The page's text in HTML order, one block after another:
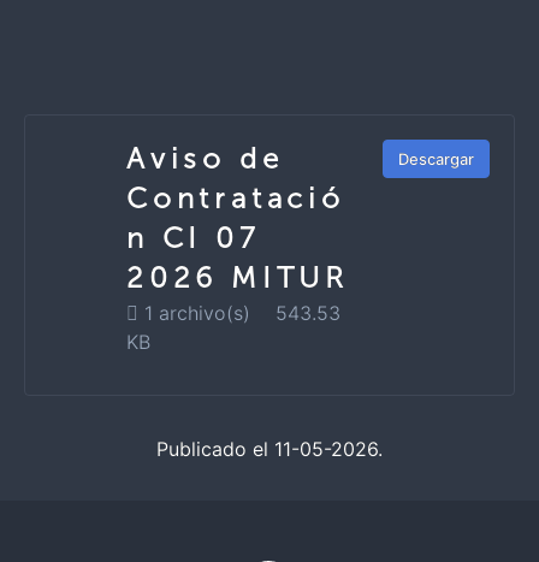
Aviso de
Contratació
n CI 07
2026 MITUR
1 archivo(s)
543.53
KB
Descargar
Publicado el 11-05-2026.